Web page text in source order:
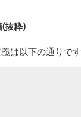
抜粋)
は以下の通りで